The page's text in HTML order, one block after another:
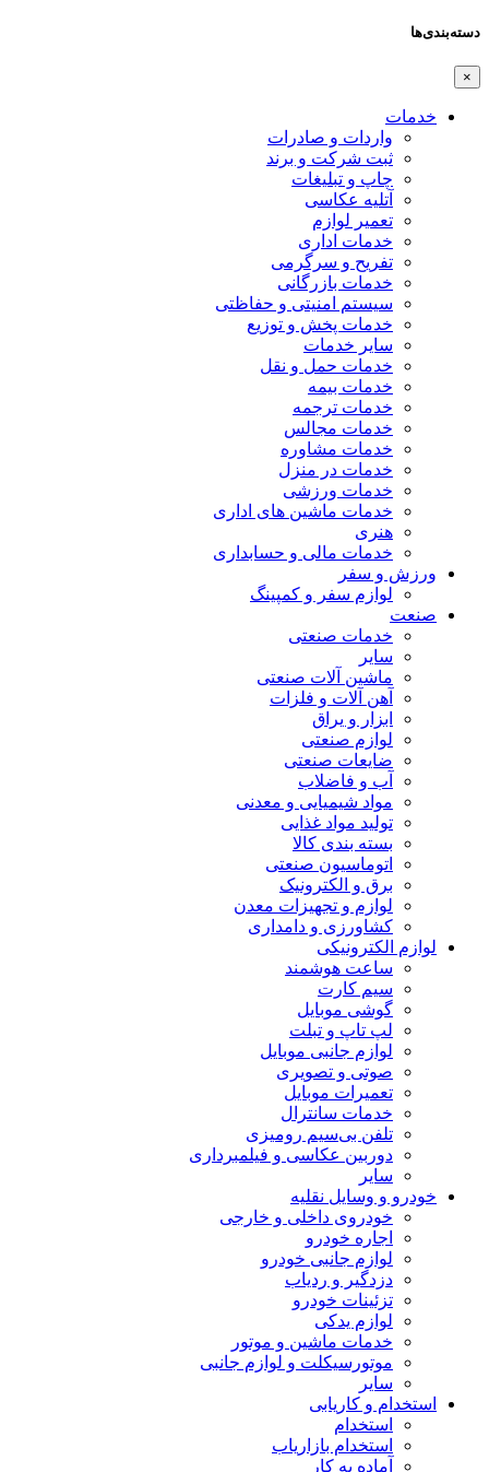
دسته‌بندی‌ها
×
خدمات
واردات و صادرات
ثبت شرکت و برند
چاپ و تبلیغات
آتلیه عکاسی
تعمیر لوازم
خدمات اداری
تفریح و سرگرمی
خدمات بازرگانی
سیستم امنیتی و حفاظتی
خدمات پخش و توزیع
سایر خدمات
خدمات حمل و نقل
خدمات بیمه
خدمات ترجمه
خدمات مجالس
خدمات مشاوره
خدمات در منزل
خدمات ورزشی
خدمات ماشین های اداری
هنری
خدمات مالی و حسابداری
ورزش و سفر
لوازم سفر و کمپینگ
صنعت
خدمات صنعتی
سایر
ماشین آلات صنعتی
آهن آلات و فلزات
ابزار و یراق
لوازم صنعتی
ضایعات صنعتی
آب و فاضلاب
مواد شیمیایی و معدنی
تولید مواد غذایی
بسته بندی کالا
اتوماسیون صنعتی
برق و الکترونیک
لوازم و تجهیزات معدن
کشاورزی و دامداری
لوازم الکترونیکی
ساعت هوشمند
سیم کارت
گوشی موبایل
لپ تاپ و تبلت
لوازم جانبی موبایل
صوتی و تصویری
تعمیرات موبایل
خدمات سانترال
تلفن بی‌سیم رومیزی
دوربین عکاسی و فیلمبرداری
سایر
خودرو و وسایل نقلیه
خودروی داخلی و خارجی
اجاره خودرو
لوازم جانبی خودرو
دزدگیر و ردیاب
تزئینات خودرو
لوازم یدکی
خدمات ماشین و موتور
موتورسیکلت و لوازم جانبی
سایر
استخدام و کاریابی
استخدام
استخدام بازاریاب
آماده به کار